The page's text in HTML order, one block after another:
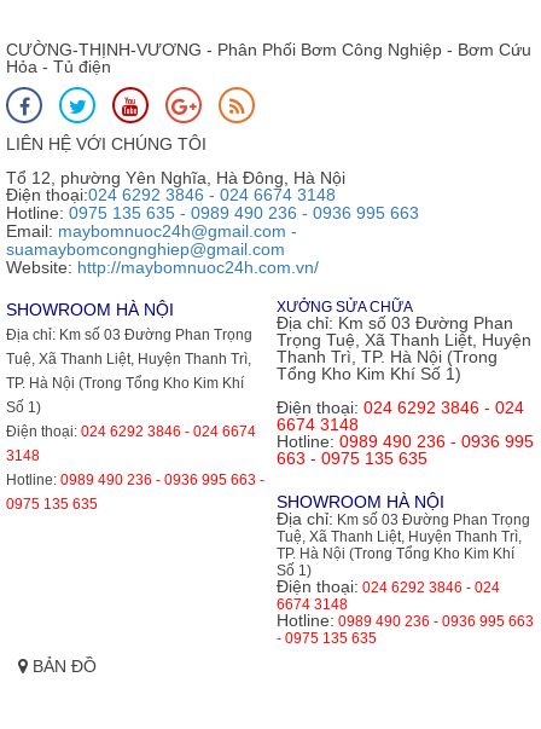
CƯỜNG-THỊNH-VƯƠNG - Phân Phối Bơm Công Nghiệp - Bơm Cứu
Hỏa - Tủ điện
LIÊN HỆ VỚI CHÚNG TÔI
Tổ 12, phường Yên Nghĩa, Hà Đông, Hà Nội
Điện thoại:024 6292 3846 - 024 6674 3148
Hotline: 0975 135 635 - 0989 490 236 - 0936 995 663
Email: maybomnuoc24h@gmail.com -
suamaybomcongnghiep@gmail.com
Website: http://maybomnuoc24h.com.vn/
SHOWROOM HÀ NỘI
Địa chỉ: Km số 03 Đường Phan Trọng
Tuệ, Xã Thanh Liệt, Huyện Thanh Trì,
TP. Hà Nội (Trong Tổng Kho Kim Khí
Số 1)
Điện thoại: 024 6292 3846 - 024 6674
3148
Hotline: 0989 490 236 - 0936 995 663 -
0975 135 635
XƯỞNG SỬA CHỮA
Địa chỉ: Km số 03 Đường Phan
Trọng Tuệ, Xã Thanh Liệt, Huyện
Thanh Trì, TP. Hà Nội (Trong
Tổng Kho Kim Khí Số 1)
Điện thoại: 024 6292 3846 - 024
6674 3148
Hotline: 0989 490 236 - 0936 995
663 - 0975 135 635
SHOWROOM HÀ NỘI
Địa chỉ: Km số 03 Đường Phan Trọng
Tuệ, Xã Thanh Liệt, Huyện Thanh Trì,
TP. Hà Nội (Trong Tổng Kho Kim Khí
Số 1)
Điện thoại: 024 6292 3846 - 024
6674 3148
Hotline: 0989 490 236 - 0936 995 663
- 0975 135 635
BẢN ĐỒ